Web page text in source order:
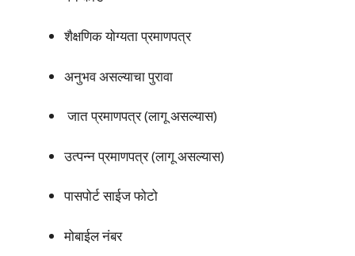
शैक्षणिक योग्यता प्रमाणपत्र
अनुभव असल्याचा पुरावा
जात प्रमाणपत्र (लागू असल्यास)
उत्पन्न प्रमाणपत्र (लागू असल्यास)
पासपोर्ट साईज फोटो
मोबाईल नंबर